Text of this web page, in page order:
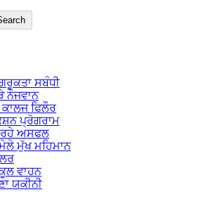
ਸਬੰਧੀ
ਨੌਜਵਾਨ
ਫਿਲੌਰ
ਪ੍ਰੋਗਰਾਮ
ਰਹੇ ਅਸਫਲ
ਮੁੱਖ ਮਹਿਮਾਨ
ਵਾਹਨ
ਯਕੀਨੀ